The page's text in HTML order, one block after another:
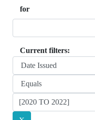
for
Current filters: